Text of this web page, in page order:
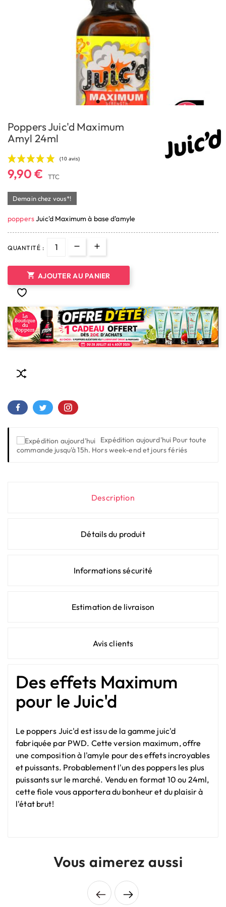
Poppers Juic'd Maximum
Amyl 24ml
9,90 € TTC
Demain chez vous*!
poppersJuic'd Maximum à base d'amyle
QUANTITÉ :
 AJOUTER AU PANIER
Expédition aujourd'hui Pour toute
commande jusqu'à 15h. Hors week-end et jours fériés
Description
Détails du produit
Informations sécurité
Estimation de livraison
Avis clients
Des effets Maximum
pour le Juic'd
Le poppers Juic'd est issu de la gamme juic'd
fabriquée par PWD. Cette version maximum, offre
une composition à l'amyle pour des effets incroyables
et puissants. Probablement l'un des poppers les plus
puissants sur le marché. Vendu en format 10 ou 24ml,
cette fiole vous apportera du bonheur et du plaisir à
l'état brut!
Vous aimerez aussi